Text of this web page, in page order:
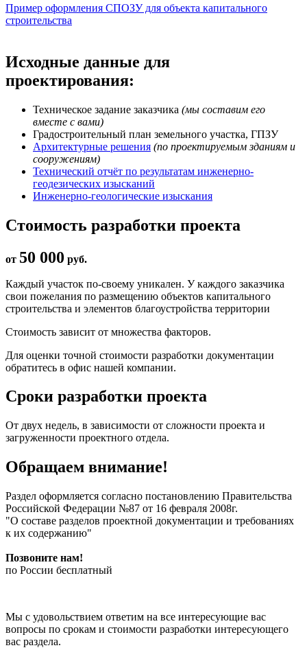
Пример оформления СПОЗУ для объекта капитального
строительства
Исходные данные для
проектирования:
Техническое задание заказчика (мы составим его
вместе с вами)
Градостроительный план земельного участка, ГПЗУ
Архитектурные решения (по проектируемым зданиям и
сооружениям)
Технический отчёт по результатам инженерно-
геодезических изысканий
Инженерно-геологические изыскания
Стоимость разработки проекта
от 50 000 руб.
Каждый участок по-своему уникален. У каждого заказчика
свои пожелания по размещению объектов капитального
строительства и элементов благоустройства территории
Стоимость зависит от множества факторов.
Для оценки точной стоимости разработки документации
обратитесь в офис нашей компании.
Сроки разработки проекта
От двух недель, в зависимости от сложности проекта и
загруженности проектного отдела.
Обращаем внимание!
Раздел оформляется согласно постановлению Правительства
Российской Федерации №87 от 16 февраля 2008г.
"О составе разделов проектной документации и требованиях
к их содержанию"
Позвоните нам!
по России бесплатный
Мы с удовольствием ответим на все интересующие вас
вопросы по срокам и стоимости разработки интересующего
вас раздела.